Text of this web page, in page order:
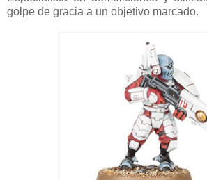
golpe de gracia a un objetivo marcado.